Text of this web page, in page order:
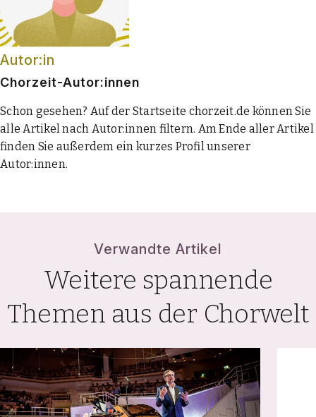
Autor:in
Chorzeit-Autor:innen
Schon gesehen? Auf der Startseite chorzeit.de können Sie
alle Artikel nach Autor:innen filtern. Am Ende aller Artikel
finden Sie außerdem ein kurzes Profil unserer
Autor:innen.
Verwandte Artikel
Weitere spannende
Themen aus der Chorwelt